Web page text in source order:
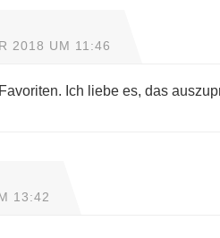
2018 UM 11:46
Ich liebe es, das
13:42